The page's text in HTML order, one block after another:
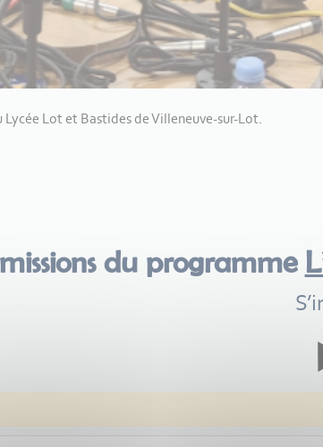
Lot et Bastides de Villeneuve-sur-Lot.
du programme